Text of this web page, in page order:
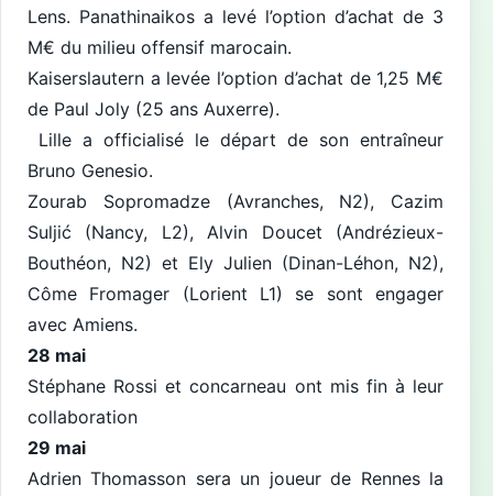
Lens. Panathinaikos a levé l’option d’achat de 3
M€ du milieu offensif marocain.
Kaiserslautern a levée l’option d’achat de 1,25 M€
de Paul Joly (25 ans Auxerre).
Lille a officialisé le départ de son entraîneur
Bruno Genesio.
Zourab Sopromadze (Avranches, N2), Cazim
Suljić (Nancy, L2), Alvin Doucet (Andrézieux-
Bouthéon, N2) et Ely Julien (Dinan-Léhon, N2),
Côme Fromager (Lorient L1) se sont engager
avec Amiens.
28 mai
Stéphane Rossi et concarneau ont mis fin à leur
collaboration
29 mai
Adrien Thomasson sera un joueur de Rennes la